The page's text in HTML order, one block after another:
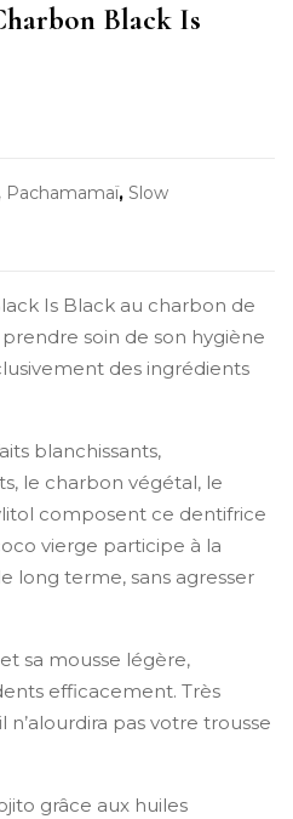
Black Is
Pachamamaï, Slow
Is Black au charbon de
soin de son hygiène
des ingrédients
blanchissants,
le charbon végétal, le
composent ce dentifrice
vierge participe à la
long terme, sans agresser
sa mousse légère,
efficacement. Très
pas votre trousse
grâce aux huiles